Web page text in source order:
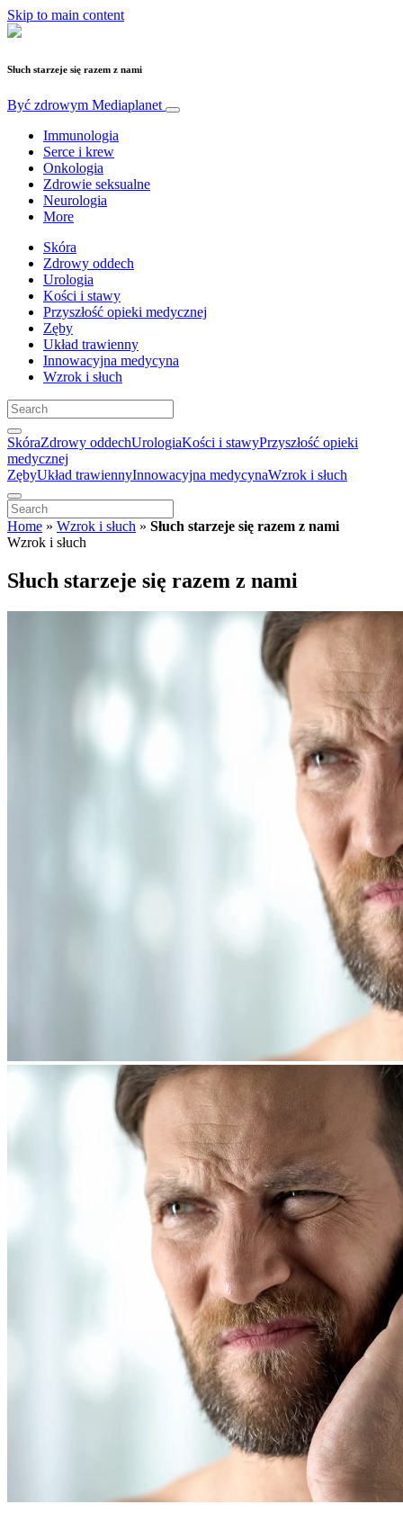
Skip to main content
Słuch starzeje się razem z nami
Być zdrowym Mediaplanet
Immunologia
Serce i krew
Onkologia
Zdrowie seksualne
Neurologia
More
Skóra
Zdrowy oddech
Urologia
Kości i stawy
Przyszłość opieki medycznej
Zęby
Układ trawienny
Innowacyjna medycyna
Wzrok i słuch
SkóraZdrowy oddechUrologiaKości i stawyPrzyszłość opieki
medycznej
ZębyUkład trawiennyInnowacyjna medycynaWzrok i słuch
Home » Wzrok i słuch » Słuch starzeje się razem z nami
Wzrok i słuch
Słuch starzeje się razem z nami